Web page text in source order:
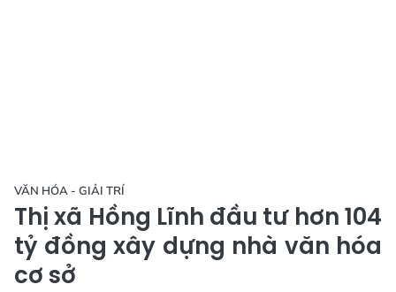
VĂN HÓA - GIẢI TRÍ
Thị xã Hồng Lĩnh đầu tư hơn 104
tỷ đồng xây dựng nhà văn hóa
cơ sở